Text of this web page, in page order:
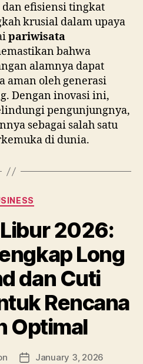
efisiensi tingkat
krusial dalam upaya
pariwisata
bahwa
alamnya dapat
aman oleh generasi
Dengan inovasi ini,
pengunjungnya,
sebagai salah satu
di dunia.
Categories
2026:
Long
dan Cuti
Rencana
Optimal
PostJanuary 3, 2026